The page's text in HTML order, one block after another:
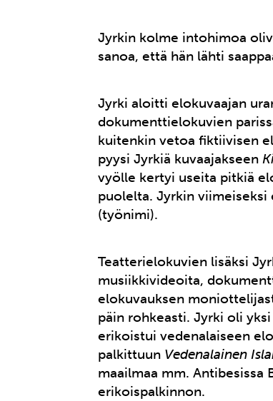
Jyrkin kolme intohimoa
sanoa, että hän lähti
Jyrki aloitti elokuvaajan
dokumenttielokuvien
kuitenkin vetoa fiktiivisen
pyysi Jyrkiä kuvaajakseen
vyölle kertyi useita pitkiä
puolelta. Jyrkin
(työnimi).
Teatterielokuvien lisäksi
musiikkivideoita,
elokuvauksen
päin rohkeasti. Jyrki oli
erikoistui vedenalaiseen
palkittuun Vedenalainen
maailmaa mm. Antibesissa
erikoispalkinnon.